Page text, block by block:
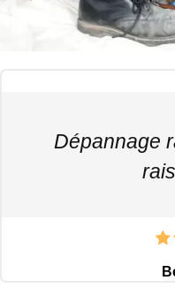
Dépannage